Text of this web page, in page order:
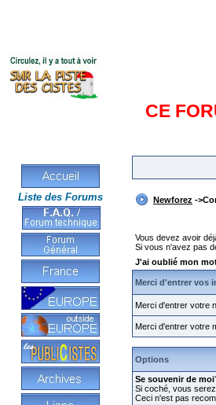
CE
Liste des Forums Newforez -
Vous devez avoir
Si vous n'avez pas
J'ai oublié mon
Merci d'entrer vos
Merci d'entrer votre
Merci d'entrer votre
Options
Se souvenir de
Si coché, vous
Ceci n'est pas